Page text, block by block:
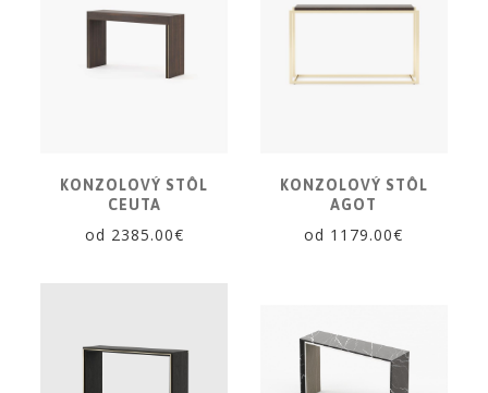
KONZOLOVÝ STÔL
CEUTA
od 2385.00€
KONZOLOVÝ STÔL
AGOT
od 1179.00€